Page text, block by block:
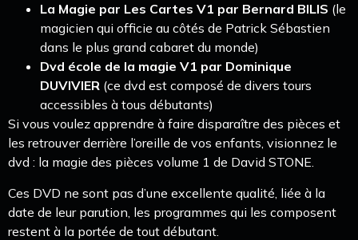
La Magie par Les Cartes V1 par Bernard BILIS (le
magicien qui officie au côtés de Patrick Sébastien
dans le plus grand cabaret du monde)
Dvd école de la magie V1 par Dominique
DUVIVIER (ce dvd est composé de divers tours
accessibles à tous débutants)
Si vous voulez apprendre à faire disparaître des pièces et
les retrouver derrière l’oreille de vos enfants, visionnez le
dvd : la magie des pièces volume 1 de David STONE.
Ces DVD ne sont pas d’une excellente qualité, liée à la
date de leur parution, les programmes qui les composent
restent à la portée de tout débutant.